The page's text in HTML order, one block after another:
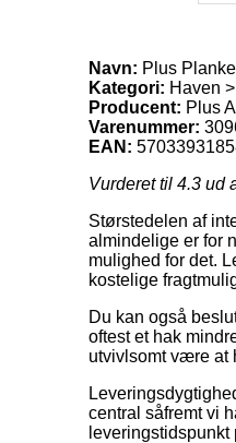
Navn: Plus
Kategori: Haven
Producent: Plus
Varenummer:
EAN:
Vurderet til 4.3 ud
Størstedelen af
almindelige er for
mulighed for det.
kostelige
Du kan også
oftest et hak
utvivlsomt være at
central såfremt vi
leveringstidspunkt